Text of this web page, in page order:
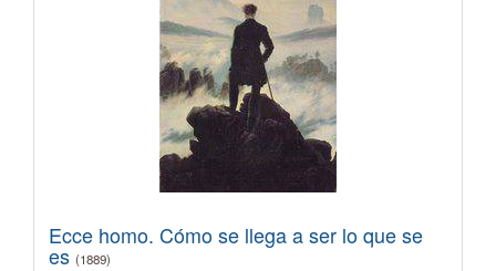
Ecce homo. Cómo se llega a ser lo que se
es (1889)